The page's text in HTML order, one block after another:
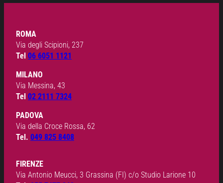
ROMA
Via degli Scipioni, 237
Tel 06 6051 1121
MILANO
Via Messina, 43
Tel 02 2111 7324
PADOVA
Via della Croce Rossa, 62
Tel. 049 825 8408
FIRENZE
Via Antonio Meucci, 3 Grassina (FI) c/o Studio Larione 10